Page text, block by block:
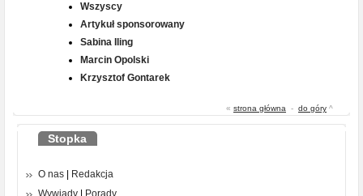
Wszyscy
Artykuł sponsorowany
Sabina Iling
Marcin Opolski
Krzysztof Gontarek
« strona główna - do góry ^
Stopka
O nas
Redakcja
Wywiady
Porady